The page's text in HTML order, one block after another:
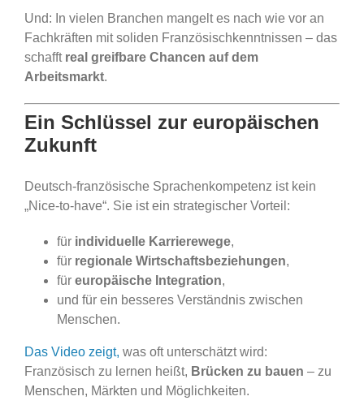
Und: In vielen Branchen mangelt es nach wie vor an
Fachkräften mit soliden Französischkenntnissen – das
schafft real greifbare Chancen auf dem
Arbeitsmarkt.
Ein Schlüssel zur europäischen
Zukunft
Deutsch-französische Sprachenkompetenz ist kein
„Nice-to-have“. Sie ist ein strategischer Vorteil:
für individuelle Karrierewege,
für regionale Wirtschaftsbeziehungen,
für europäische Integration,
und für ein besseres Verständnis zwischen
Menschen.
Das Video zeigt, was oft unterschätzt wird:
Französisch zu lernen heißt, Brücken zu bauen – zu
Menschen, Märkten und Möglichkeiten.